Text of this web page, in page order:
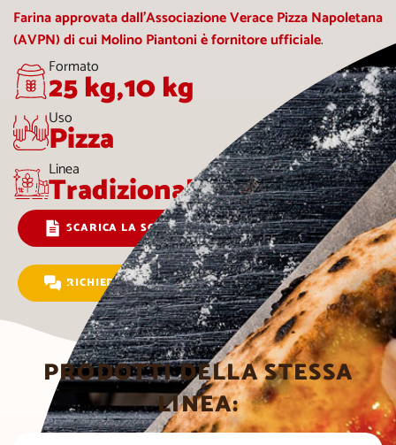
Farina approvata dall’Associazione Verace Pizza Napoletana
(AVPN) di cui Molino Piantoni è fornitore ufficiale.
Formato
25 kg,10 kg
Uso
Pizza
Linea
Tradizionale
SCARICA LA SCHEDA TECNICA
RICHIEDI INFORMAZIONI
PRODOTTI DELLA STESSA
LINEA: